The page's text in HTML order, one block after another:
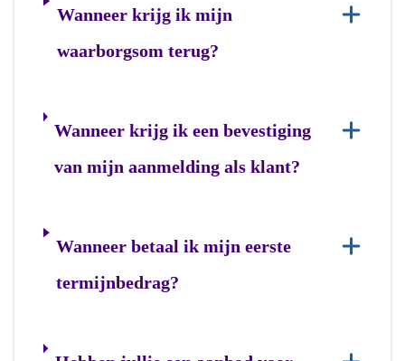
Wanneer krijg ik mijn
waarborgsom terug?
Wanneer krijg ik een bevestiging
van mijn aanmelding als klant?
Wanneer betaal ik mijn eerste
termijnbedrag?